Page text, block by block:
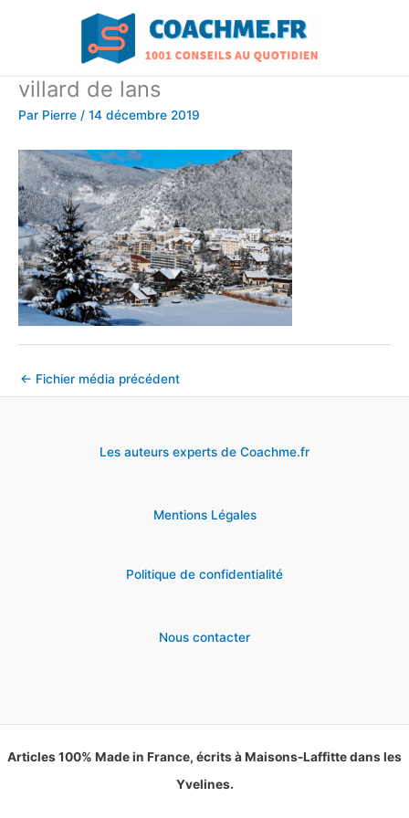
villard de lans
Par Pierre / 14 décembre 2019
← Fichier média précédent
Les auteurs experts de Coachme.fr
Mentions Légales
Politique de confidentialité
Nous contacter
Articles 100% Made in France, écrits à Maisons-Laffitte dans les
Yvelines.